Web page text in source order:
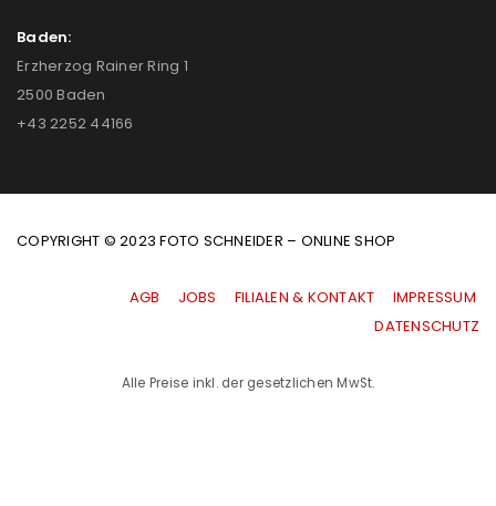
Baden:
Erzherzog Rainer Ring 1
2500 Baden
+43 2252 44166
COPYRIGHT © 2023 FOTO SCHNEIDER – ONLINE SHOP
AGB JOBS FILIALEN & KONTAKT
IMPRESSUM
|DATENSCHUTZ
Alle Preise inkl. der gesetzlichen MwSt.